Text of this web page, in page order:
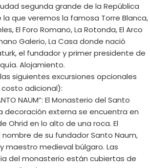
segunda grande de la República
que veremos la famosa Torre Blanca,
El Foro Romano, La Rotonda, El Arco
Galerio, La Casa donde nació
el fundador y primer presidente de
Alojamiento.
siguientes excursiones opcionales
adicional):
NAUM”: El Monasterio del Santo
decoración externa se encuentra en
Ohrid en lo alto de una roca. El
de su fundador Santo Naum,
maestro medieval búlgaro. Las
del monasterio están cubiertas de